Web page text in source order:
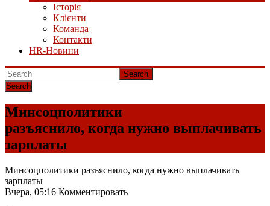
Історія
Клієнти
Команда
Контакти
HR-Новини
Search
Минсоцполитики
разъяснило, когда нужно выплачивать
зарплаты
Минсоцполитики разъяснило, когда нужно выплачивать
зарплаты
Вчера, 05:16 Комментировать